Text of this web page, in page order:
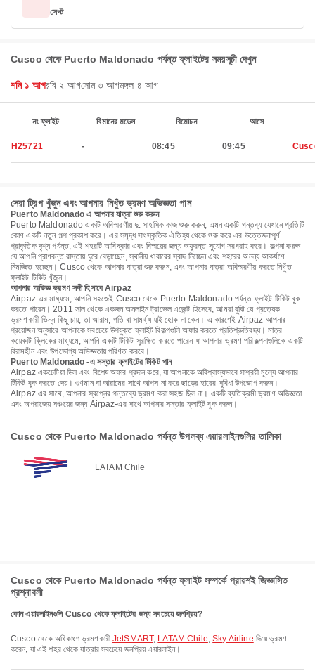
সেপ্ট
Cusco থেকে Puerto Maldonado পর্যন্ত ফ্লাইটের সময়সূচী দেখুন
শনি ১ আগরবি ২ আগসোম ৩ আগমঙ্গল ৪ আগ
নং ফ্লাইট বিমানের মডেল বিমোচন আসে
H25721 - 08:45 09:45
সেরা ট্রিপ খুঁজুন এবং আপনার নিখুঁত ভ্রমণ অভিজ্ঞতা পান
Puerto Maldonado এ আপনার যাত্রা শুরু করুন
Puerto Maldonado একটি অবিস্মরণীয় দু: সাহসিক কাজ শুরু করুন, এমন একটি গন্তব্য যেখানে প্রতিটি
কোণ একটি নতুন গল্প প্রকাশ করে। এর সমৃদ্ধ সাংস্কৃতিক ঐতিহ্য থেকে শুরু করে এর উত্তেজনাপূর্ণ
প্রাকৃতিক দৃশ্য পর্যন্ত, এই শহরটি আবিষ্কার এবং বিস্ময়ের জন্য অফুরন্ত সুযোগ সরবরাহ করে। কল্পনা করুন
যে আপনি প্রাণবন্ত রাস্তায় ঘুরে বেড়াচ্ছেন, স্থানীয় খাবারের স্বাদ নিচ্ছেন এবং শহরের অনন্য আকর্ষণে
নিমজ্জিত হচ্ছেন। Cusco থেকে আপনার যাত্রা শুরু করুন, এবং আপনার যাত্রা অবিস্মরণীয় করতে নিখুঁত
ফ্লাইট টিকিট খুঁজুন।
আপনার অভিজ্ঞ ভ্রমণ সঙ্গী হিসাবে Airpaz
Airpaz-এর মাধ্যমে, আপনি সহজেই Cusco থেকে Puerto Maldonado পর্যন্ত ফ্লাইট টিকিট বুক
করতে পারেন। 2011 সাল থেকে একজন অনলাইন ট্রাভেল এজেন্ট হিসেবে, আমরা বুঝি যে প্রত্যেক
ভ্রমণকারী ভিন্ন কিছু চায়, তা আরাম, গতি বা সামর্থ্য যাই হোক না কেন। এ কারণেই Airpaz আপনার
প্রয়োজন অনুসারে আপনাকে সবচেয়ে উপযুক্ত ফ্লাইট বিকল্পগুলি অফার করতে প্রতিশ্রুতিবদ্ধ। মাত্র
কয়েকটি ক্লিকের মাধ্যমে, আপনি একটি টিকিট সুরক্ষিত করতে পারেন যা আপনার ভ্রমণ পরিকল্পনাগুলিকে একটি
বিরামহীন এবং উপভোগ্য অভিজ্ঞতায় পরিণত করবে।
Puerto Maldonado -এ সস্তার ফ্লাইটের টিকিট পান
Airpaz একচেটিয়া ডিল এবং বিশেষ অফার প্রদান করে, যা আপনাকে অবিশ্বাস্যভাবে সাশ্রয়ী মূল্যে আপনার
টিকিট বুক করতে দেয়। গুণমান বা আরামের সাথে আপস না করে ছাড়ের হারের সুবিধা উপভোগ করুন।
Airpaz এর সাথে, আপনার স্বপ্নের গন্তব্যে ভ্রমণ করা সহজ ছিল না। একটি ব্যতিক্রমী ভ্রমণ অভিজ্ঞতা
এবং অপরাজেয় সঞ্চয়ের জন্য Airpaz-এর সাথে আপনার সস্তার ফ্লাইট বুক করুন।
Cusco থেকে Puerto Maldonado পর্যন্ত উপলব্ধ এয়ারলাইনগুলির তালিকা
LATAM Chile
Cusco থেকে Puerto Maldonado পর্যন্ত ফ্লাইট সম্পর্কে প্রায়শই জিজ্ঞাসিত
প্রশ্নাবলী
কোন এয়ারলাইনগুলি Cusco থেকে ফ্লাইটের জন্য সবচেয়ে জনপ্রিয়?
Cusco থেকে অধিকাংশ ভ্রমণকারী JetSMART, LATAM Chile,Sky Airline দিয়ে ভ্রমণ
করেন, যা এই শহর থেকে যাত্রার সবচেয়ে জনপ্রিয় এয়ারলাইন।